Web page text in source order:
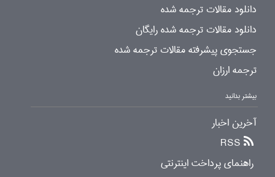
دانلود مقالات ترجمه شده
دانلود مقالات ترجمه شده رایگان
جستجوی پیشرفته مقالات ترجمه شده
ترجمه ارزان
بیشتر بدانید
آخرین اخبار
RSS
راهنمای پرداخت اینترنتی